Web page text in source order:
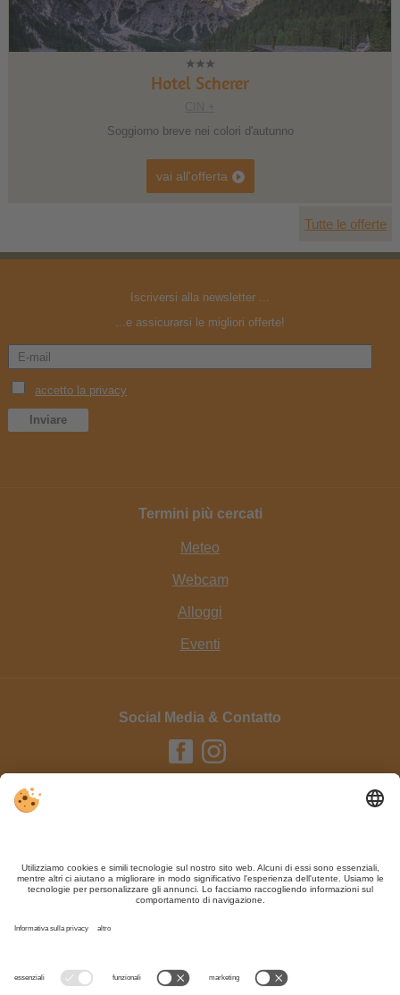
Hotel Scherer
Soggiorno breve nei colori d'autunno
vai all'offerta
Tutte le offerte
Iscriversi alla newsletter ...
...e assicurarsi le migliori offerte!
Termini più cercati
Meteo
Webcam
Alloggi
Eventi
Social Media & Contatto
Sitemap
Impostazioni cookie individuali
possono verificare errori. Non garantiamo la correttezza e la completezza di